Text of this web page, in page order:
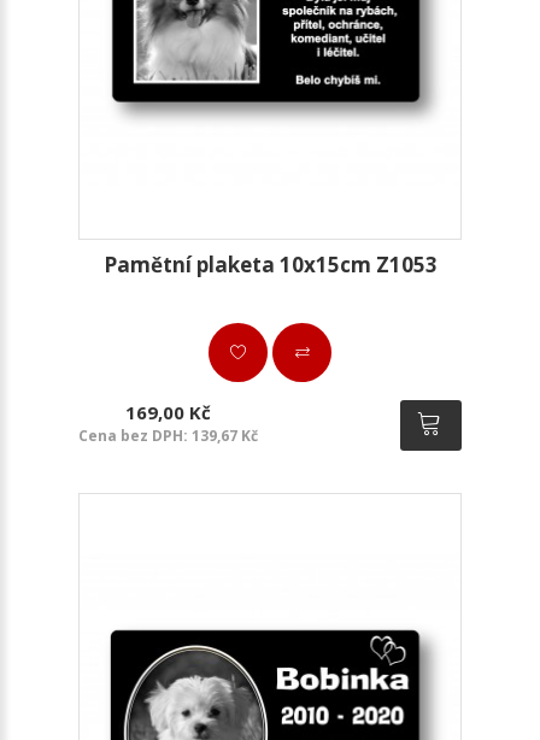
Pamětní plaketa 10x15cm Z1053
169,00 Kč
Cena bez DPH: 139,67 Kč